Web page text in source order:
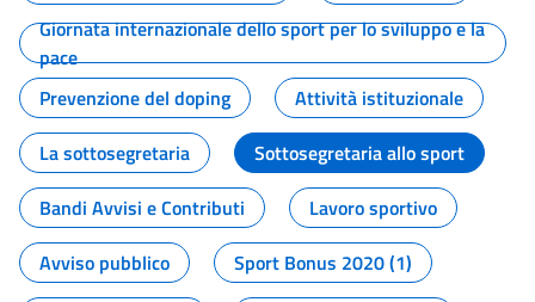
Giornata internazionale dello sport per lo sviluppo e la
pace
Prevenzione del doping
Attività istituzionale
La sottosegretaria
Sottosegretaria allo sport
Bandi Avvisi e Contributi
Lavoro sportivo
Avviso pubblico
Sport Bonus 2020 (1)